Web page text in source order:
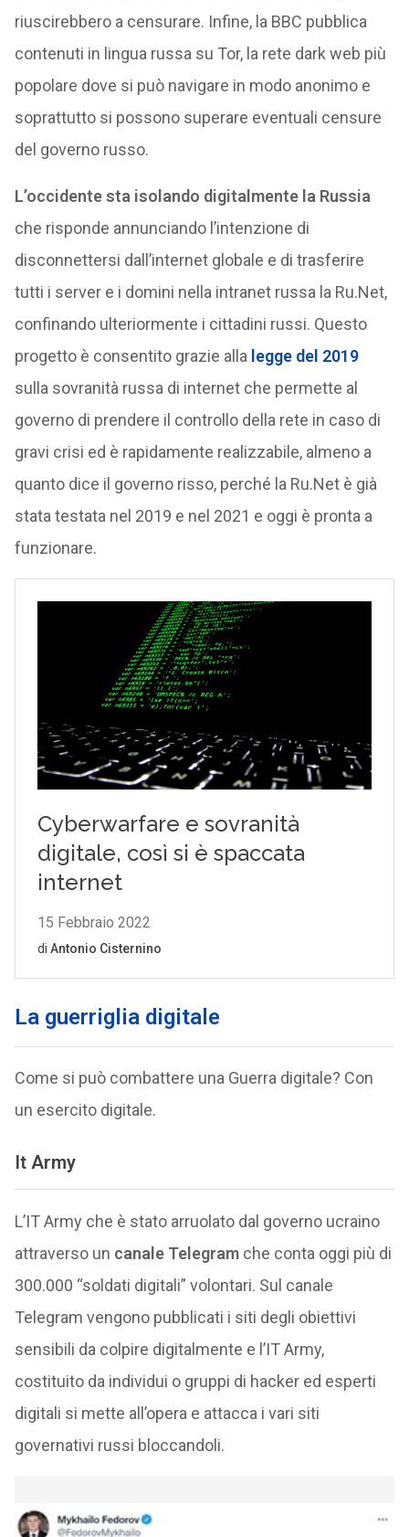
riuscirebbero a censurare. Infine, la BBC pubblica
contenuti in lingua russa su Tor, la rete dark web più
popolare dove si può navigare in modo anonimo e
soprattutto si possono superare eventuali censure
del governo russo.
L’occidente sta isolando digitalmente la Russia
che risponde annunciando l’intenzione di
disconnettersi dall’internet globale e di trasferire
tutti i server e i domini nella intranet russa la Ru.Net,
confinando ulteriormente i cittadini russi. Questo
progetto è consentito grazie alla legge del 2019
sulla sovranità russa di internet che permette al
governo di prendere il controllo della rete in caso di
gravi crisi ed è rapidamente realizzabile, almeno a
quanto dice il governo risso, perché la Ru.Net è già
stata testata nel 2019 e nel 2021 e oggi è pronta a
funzionare.
La guerriglia digitale
Come si può combattere una Guerra digitale? Con
un esercito digitale.
It Army
L’IT Army che è stato arruolato dal governo ucraino
attraverso un canale Telegramche conta oggi più di
300.000 “soldati digitali” volontari. Sul canale
Telegram vengono pubblicati i siti degli obiettivi
sensibili da colpire digitalmente e l’IT Army,
costituito da individui o gruppi di hacker ed esperti
digitali si mette all’opera e attacca i vari siti
governativi russi bloccandoli.